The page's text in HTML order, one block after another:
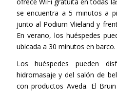
ofrece WiFi gratuita en todas
se encuentra a 5 minutos a
junto al Podium Vlieland y
En verano, los huéspedes
ubicada a 30 minutos en barco.
Los huéspedes pueden
hidromasaje y del salón de
con productos Aveda. El